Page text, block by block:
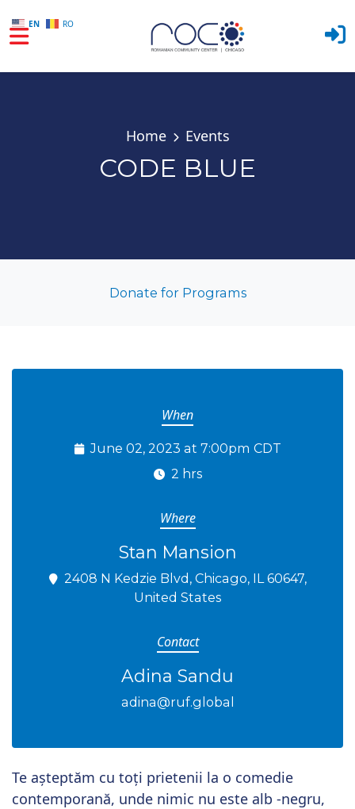
EN RO
Home Events
CODE BLUE
Donate for Programs
When
June 02, 2023 at 7:00pm CDT
2 hrs
Where
Stan Mansion
2408 N Kedzie Blvd, Chicago, IL 60647,
United States
Contact
Adina Sandu
adina@ruf.global
Te așteptăm cu toți prietenii la o comedie
contemporană, unde nimic nu este alb -negru,